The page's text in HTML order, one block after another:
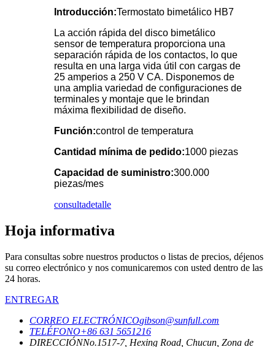
Introducción:Termostato bimetálico HB7
La acción rápida del disco bimetálico
sensor de temperatura proporciona una
separación rápida de los contactos, lo que
resulta en una larga vida útil con cargas de
25 amperios a 250 V CA. Disponemos de
una amplia variedad de configuraciones de
terminales y montaje que le brindan
máxima flexibilidad de diseño.
Función:control de temperatura
Cantidad mínima de pedido:1000 piezas
Capacidad de suministro:300.000
piezas/mes
consultadetalle
Hoja informativa
Para consultas sobre nuestros productos o listas de precios, déjenos
su correo electrónico y nos comunicaremos con usted dentro de las
24 horas.
ENTREGAR
CORREO ELECTRÓNICOgibson@sunfull.com
TELÉFONO+86 631 5651216
DIRECCIÓNNo.1517-7, Hexing Road, Chucun, Zona de